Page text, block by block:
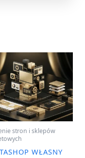
stron i sklepów
WŁASNY